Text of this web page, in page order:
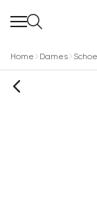
Home Dames